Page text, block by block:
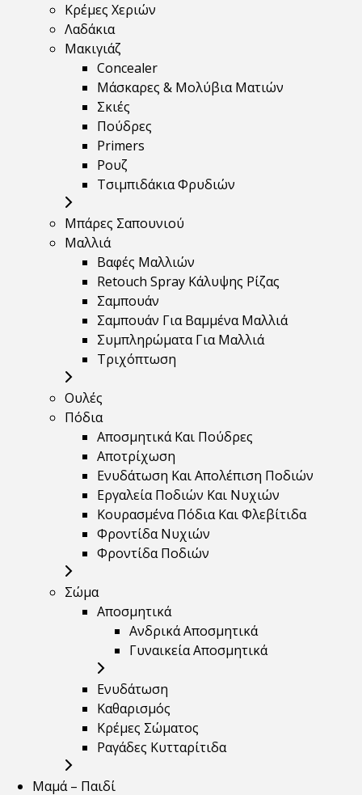
Κρέμες Χεριών
Λαδάκια
Μακιγιάζ
Concealer
Μάσκαρες & Μολύβια Ματιών
Σκιές
Πούδρες
Primers
Ρουζ
Τσιμπιδάκια Φρυδιών
Μπάρες Σαπουνιού
Μαλλιά
Βαφές Μαλλιών
Retouch Spray Κάλυψης Ρίζας
Σαμπουάν
Σαμπουάν Για Βαμμένα Μαλλιά
Συμπληρώματα Για Μαλλιά
Τριχόπτωση
Ουλές
Πόδια
Αποσμητικά Και Πούδρες
Αποτρίχωση
Ενυδάτωση Και Απολέπιση Ποδιών
Εργαλεία Ποδιών Και Νυχιών
Κουρασμένα Πόδια Και Φλεβίτιδα
Φροντίδα Νυχιών
Φροντίδα Ποδιών
Σώμα
Αποσμητικά
Ανδρικά Αποσμητικά
Γυναικεία Αποσμητικά
Ενυδάτωση
Καθαρισμός
Κρέμες Σώματος
Ραγάδες Κυτταρίτιδα
Μαμά – Παιδί